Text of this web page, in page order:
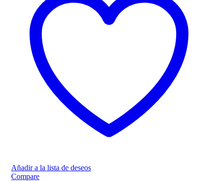
Añadir a la lista de deseos
Compare